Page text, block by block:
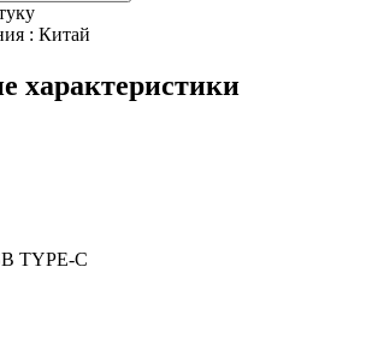
: Китай
характеристики
TYPE-C